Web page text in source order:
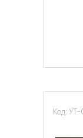
Код: УТ-